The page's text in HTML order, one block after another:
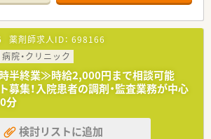
おすすめ＞
プを目指す方、自身のスキルを磨きたい方
育体制が整っている会社で働きたい方
剤業務、服薬指導、薬剤情報の提供など
。応需処方箋枚数50枚/日、薬剤師常時2名体制
剤師より指導を受けて頂きます。
県で展開する法人のグループ会社となります。
薬剤師求人ID： 698166
病院・クリニック
時半終業≫時給2,000円まで相談可能
募集！入院患者の調剤・監査業務が中心
分
検討リストに追加